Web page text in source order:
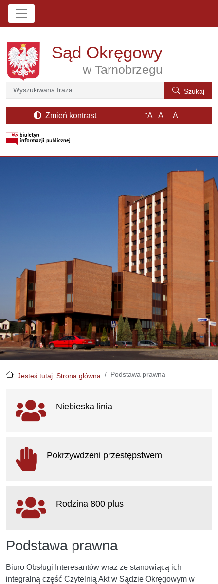
Przejdź do treści
Sąd Okręgowy
w Tarnobrzegu
Szukaj
Szukaj
Zmień kontrast -A A +A
otwiera się w nowym oknie
Jesteś tutaj: Strona główna Podstawa prawna
Podstawa prawna
Biuro Obsługi Interesantów wraz ze stanowiącą ich
integralną część Czytelnią Akt w Sądzie Okręgowym w
Ważne linki
Niebieska linia
Pokrzywdzeni przestępstwem
Rodzina 800 plus